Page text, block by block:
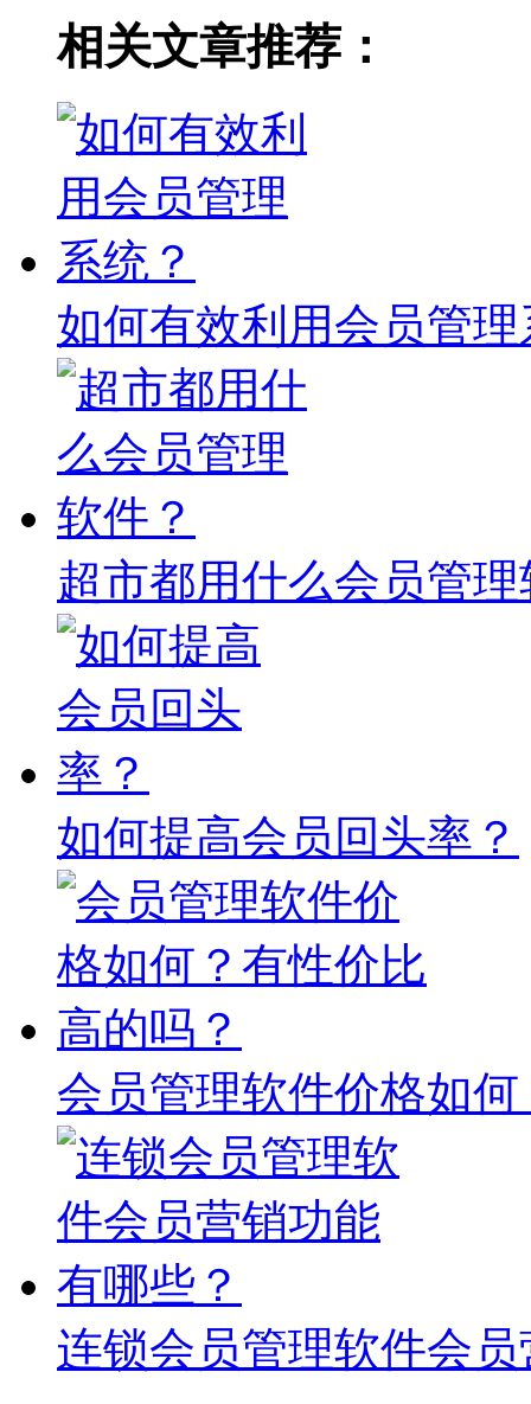
相关文章推荐：
如何有效利用会员管
超市都用什么会员管
如何提高会员回头率？
会员管理软件价格如
连锁会员管理软件会